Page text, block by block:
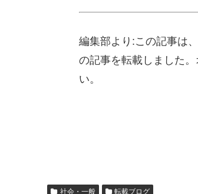
編集部より:この記事は
の記事を転載しました
い。
社会・一般 転載ブログ